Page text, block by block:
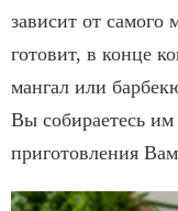
зависит от самого
готовит, в конце
мангал или
Вы собираетесь им
приготовления